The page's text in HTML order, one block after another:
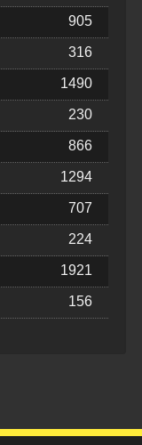
905
316
1490
230
866
1294
707
224
1921
156